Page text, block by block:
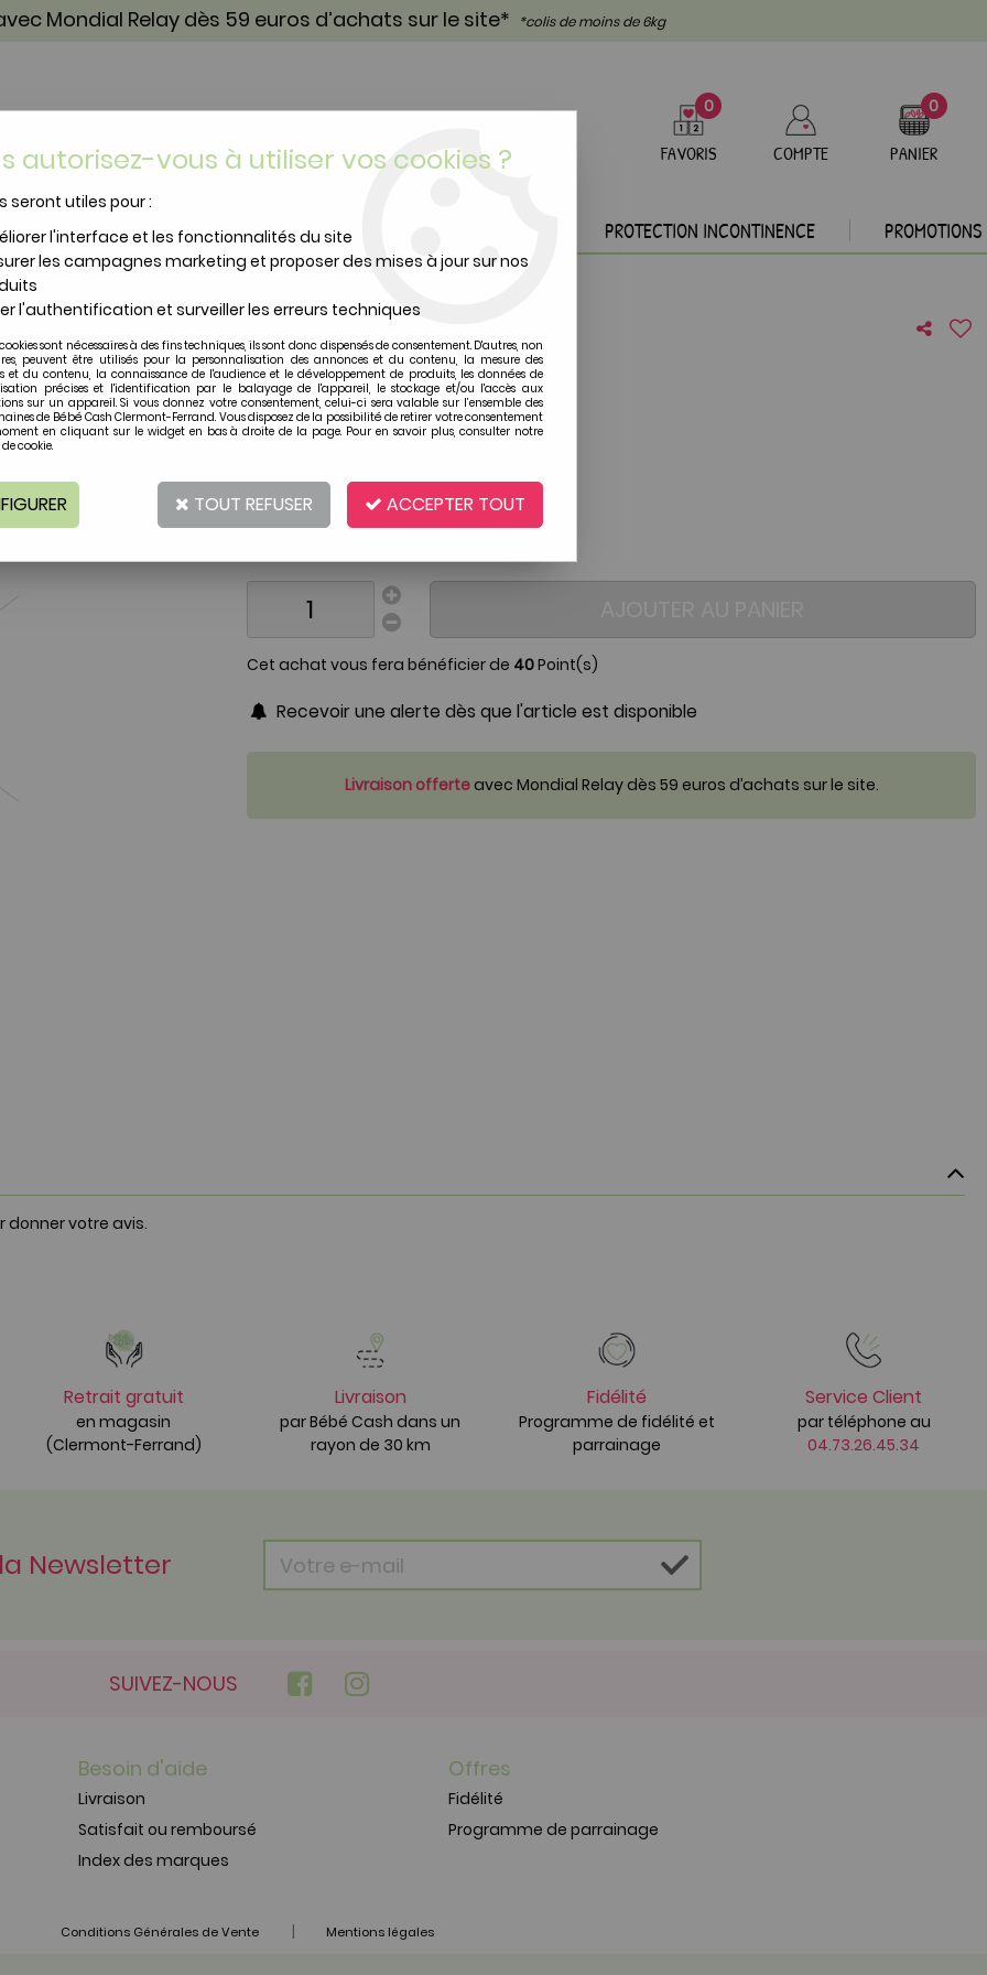
Mondial Relay dès 59 euros d’achats sur le site* *colis de moins de 6kg
0
FAVORIS COMPTE
0
PANIER
TOILETTE & SOIN PUÉRICULTURE PROTECTION INCONTINENCE PROMOTIONS
siege chicco
Soyez le premier à donner votre avis !
00
Réf. :1178112
Cet achat vous fera bénéficier de 40Point(s)
Recevoir une alerte dès que l'article est disponible
Livraison offerteavec Mondial Relay dès 59 euros d’achats sur le site.
donner votre avis.
Retrait gratuit
en magasin
(Clermont-Ferrand)
Livraison
par Bébé Cash dans un
rayon de 30 km
Fidélité
Programme de fidélité et
parrainage
Service Client
par téléphone au
04.73.26.45.34
Newsletter
SUIVEZ-NOUS
Besoin d'aide
Livraison
Satisfait ou remboursé
Index des marques
Offres
Fidélité
Programme de parrainage
Conditions Générales de Vente | Mentions légales
autorisez-vous à utiliser vos cookies ?
seront utiles pour :
l'interface et les fonctionnalités du site
les campagnes marketing et proposer des mises à jour sur nos
l'authentification et surveiller les erreurs techniques
sont nécessaires à des fins techniques, ils sont donc dispensés de consentement. D'autres, non
peuvent être utilisés pour la personnalisation des annonces et du contenu, la mesure des
et du contenu, la connaissance de l'audience et le développement de produits, les données de
précises et l'identification par le balayage de l'appareil, le stockage et/ou l'accès aux
sur un appareil. Si vous donnez votre consentement, celui-ci sera valable sur l’ensemble des
de Bébé Cash Clermont-Ferrand. Vous disposez de la possibilité de retirer votre consentement
en cliquant sur le widget en bas à droite de la page. Pour en savoir plus, consulter notre
cookie.
TOUT REFUSER ACCEPTER TOUT